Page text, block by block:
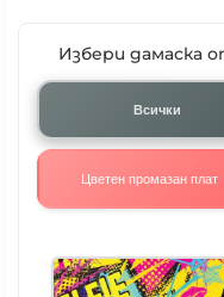
Избери дамаска
Всички
Цветен промазан плат